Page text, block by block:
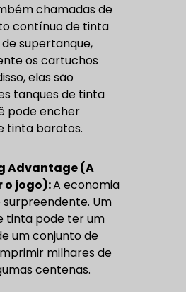
chamadas de
contínuo de tinta
supertanque,
os cartuchos
elas são
tanques de tinta
pode encher
tinta baratos.
Advantage (A
o jogo):A economia
Um
tinta pode ter um
um conjunto de
milhares de
centenas.